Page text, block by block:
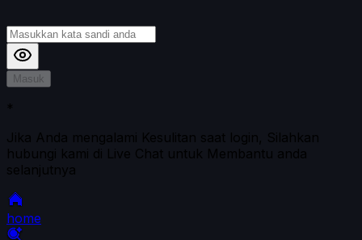
Masuk
*
Jika Anda mengalami Kesulitan saat login, Silahkan
hubungi kami di Live Chat untuk Membantu anda
selanjutnya
home